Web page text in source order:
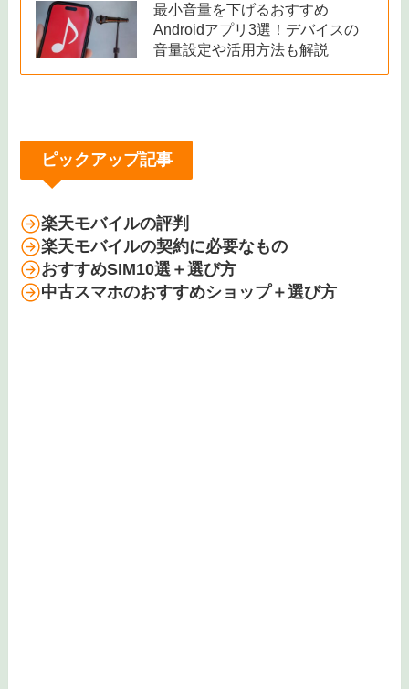
最小音量を下げるおすすめ
Androidアプリ3選！デバイスの
音量設定や活用方法も解説
ピックアップ記事
楽天モバイルの評判
楽天モバイルの契約に必要なもの
おすすめSIM10選＋選び方
中古スマホのおすすめショップ＋選び方